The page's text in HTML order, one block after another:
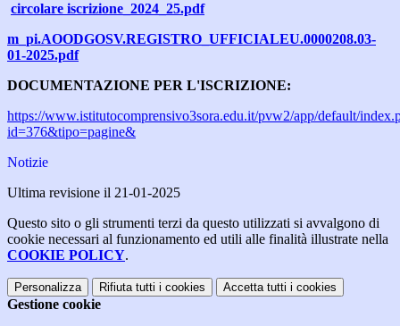
circolare iscrizione_2024_25.pdf
m_pi.AOODGOSV.REGISTRO_UFFICIALEU.0000208.03-
01-2025.pdf
DOCUMENTAZIONE PER L'ISCRIZIONE:
https://www.istitutocomprensivo3sora.edu.it/pvw2/app/default/
id=376&tipo=pagine&
Notizie
Ultima revisione il 21-01-2025
Questo sito o gli strumenti terzi da questo utilizzati si avvalgono di
cookie necessari al funzionamento ed utili alle finalità illustrate nella
COOKIE POLICY.
Personalizza Rifiuta tutti i cookies Accetta tutti i cookies
Gestione cookie